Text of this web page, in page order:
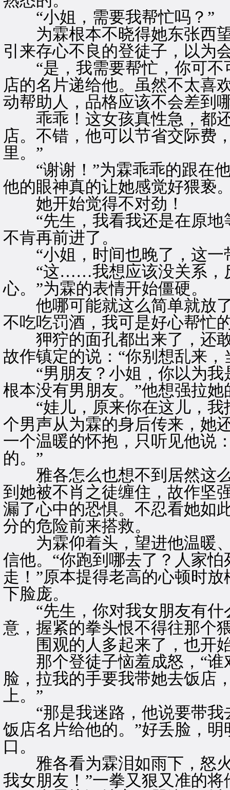
“小姐，需要我帮忙吗？”
为霖根本不晓得她东张西望
引来存心不良的登徒子，以为
“是，我需要帮忙，你可不
店的名片递给他。虽然不太喜
动帮助人，品格应该不会差到
乖乖！这女孩真性急，都还
店。不错，他可以节省交际费
里。”
“谢谢！”为霖乖乖的跟在他
他的眼神真的让她感觉好猥亵
她开始觉得不对劲！
“先生，我看我还是在原地
不肯再前进了。
“小姐，时间也晚了，这一
“这……我想应该没关系，反
心。”为霖的表情开始僵硬。
他哪可能就这么简单就放了
不吃吃罚酒，我可是好心帮忙
狎狞的面孔都出来了，还敢
故作镇定的说：“你别想乱来
“男朋友？小姐，你以为我
根本没有男朋友。”他想强拉她
“娃儿，原来你在这儿，我
个男声从为霖的身后传来，她
一个温暖的怀抱，只听见他说
的。”
雅各怎么也想不到居然这么
到她被不肖之徒缠住，故作坚
漏了心中的恐惧。不忍看她如
分的危险前来搭救。
为霖仰着头，望进他温暖、
信他。“你跑到哪去了？人家
走！”原本提得老高的心顿时
下脸庞。
“先生，你对我女朋友有什
意，握紧的拳头恨不得往那个
围观的人多起来了，也开
那个登徒子恼羞成怒，“谁
脸，拉我的手要我带她去饭店
上。”
“那是我迷路，他说要带我
饭店名片给他的。”好丢脸，
口。
雅各看为霖泪如雨下，怒火
我女朋友！”一拳又狠又准的将